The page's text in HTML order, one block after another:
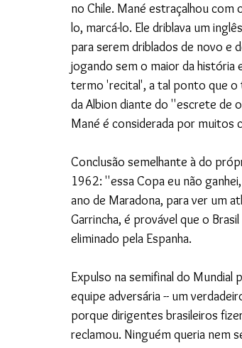
no Chile. Mané estraçalhou
lo, marcá-lo. Ele driblava um
para serem driblados de novo e
jogando sem o maior da história
termo 'recital', a tal ponto que o
da Albion diante do ''escrete de
Mané é considerada por muitos
Conclusão semelhante à do
1962: ''essa Copa eu não
ano de Maradona, para ver um
Garrincha, é provável que o
eliminado pela Espanha.
Expulso na semifinal do
equipe adversária -- um
porque dirigentes brasileiros
reclamou. Ninguém queria nem